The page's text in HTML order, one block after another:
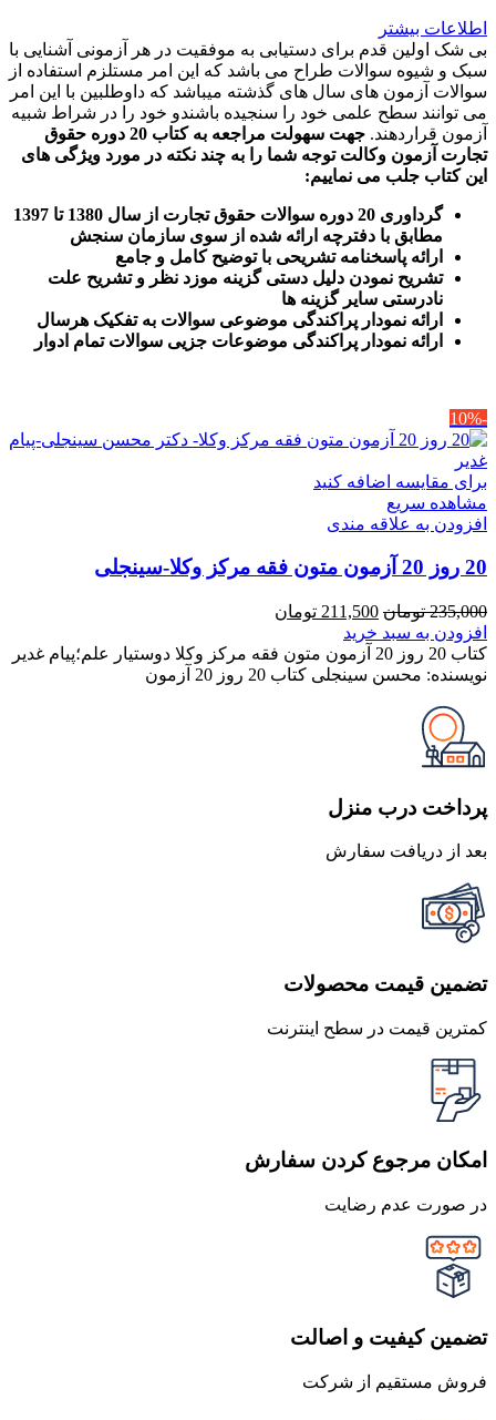
اطلاعات بیشتر
بی شک اولین قدم برای دستیابی به موفقیت در هر آزمونی آشنایی با
سبک و شیوه سوالات طراح می باشد که این امر مستلزم استفاده از
سوالات آزمون های سال های گذشته میباشد که داوطلبین با این امر
می توانند سطح علمی خود را سنجیده باشندو خود را در شراط شبیه
آزمون قراردهند.
جهت سهولت مراجعه به کتاب 20 دوره حقوق
تجارت آزمون وکالت توجه شما را به چند نکته در مورد ویژگی های
این کتاب جلب می نماییم:
گرداوری 20 دوره سوالات حقوق تجارت از سال 1380 تا 1397
مطابق با دفترچه ارائه شده از سوی سازمان سنجش
ارائه پاسخنامه تشریحی با توضیح کامل و جامع
تشریح نمودن دلیل دستی گزینه موزد نظر و تشریح علت
نادرستی سایر گزینه ها
ارائه نمودار پراکندگی موضوعی سوالات به تفکیک هرسال
رائه نمودار پراکندگی موضوعات جزیی سوالات تمام ادوار
-10%
برای مقایسه اضافه کنید
مشاهده سریع
افزودن به علاقه مندی
20 روز 20 آزمون متون فقه مرکز وکلا-سینجلی
235,000 تومان قیمت
اصلی
235,000 تومان
بود.
211,500 تومان
211,500 تومان
است.
افزودن به سبد خرید
کتاب 20 روز 20 آزمون متون فقه مرکز وکلا دوستیار علم؛پیام غدیر
نویسنده: محسن سینجلی کتاب 20 روز 20 آزمون
پرداخت درب منزل
بعد از دریافت سفارش
تضمین قیمت محصولات
کمترین قیمت در سطح اینترنت
امکان مرجوع کردن سفارش
در صورت عدم رضایت
تضمین کیفیت و اصالت
فروش مستقیم از شرکت